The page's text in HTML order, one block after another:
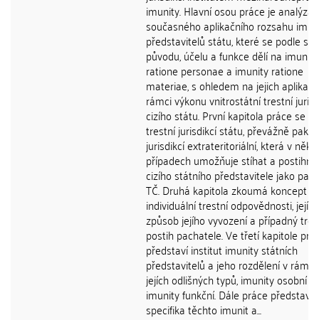
imunity. Hlavní osou práce je analýza
současného aplikačního rozsahu
představitelů státu, které se podle
původu, účelu a funkce dělí na imunity
ratione personae a imunity ratione
materiae, s ohledem na jejich aplikaci
rámci výkonu vnitrostátní trestní
cizího státu. První kapitola práce se
trestní jurisdikcí státu, převážně pak
jurisdikcí extrateritoriální, která v
případech umožňuje stíhat a
cizího státního představitele jako
TČ. Druhá kapitola zkoumá koncept
individuální trestní odpovědnosti, její
způsob jejího vyvození a případný
postih pachatele. Ve třetí kapitole
představí institut imunity státních
představitelů a jeho rozdělení v
jejích odlišných typů, imunity osobní a
imunity funkční. Dále práce představí
specifika těchto imunit a...